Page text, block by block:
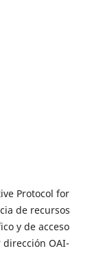
Protocol for
de recursos
y de acceso
dirección OAI-